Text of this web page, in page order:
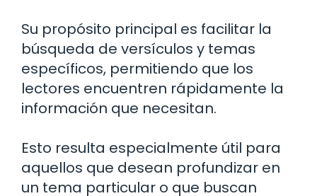
Su propósito principal es facilitar la
búsqueda de versículos y temas
específicos, permitiendo que los
lectores encuentren rápidamente la
información que necesitan.
Esto resulta especialmente útil para
aquellos que desean profundizar en
un tema particular o que buscan